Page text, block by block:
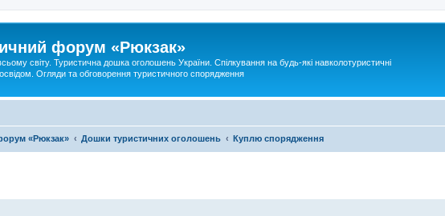
форум «Рюкзак»
світу. Туристична дошка оголошень України. Спілкування на будь-які навколотуристичні
Огляди та обговорення туристичного спорядження
«Рюкзак» Дошки туристичних оголошень Куплю спорядження